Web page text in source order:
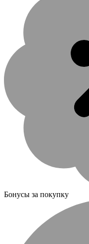
Бонусы за покупку